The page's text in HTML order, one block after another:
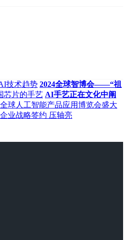
技术趋势 2024全球智博会——“祖
芯片的手艺 AI手艺正在文化中阐
全球人工智能产品应用博览会盛大
业战略签约 压轴亮